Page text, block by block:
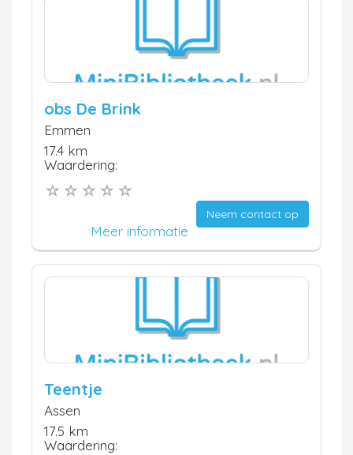
obs De Brink
Emmen
17.4 km
Waardering:
Neem contact op
Meer informatie
Teentje
Assen
17.5 km
Waardering: